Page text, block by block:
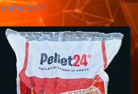
online 24/7